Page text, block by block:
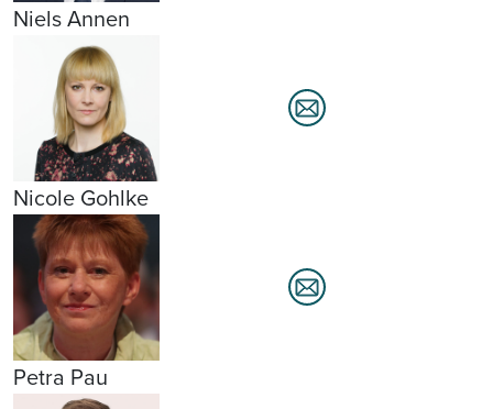
Niels Annen
Nicole Gohlke
Petra Pau